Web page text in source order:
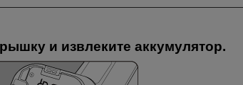
и извлеките аккумулятор.